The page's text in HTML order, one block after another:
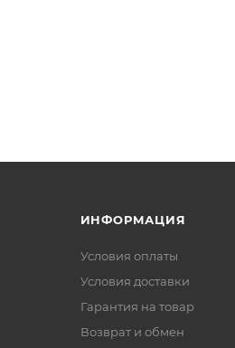
ИНФОРМАЦИЯ
Условия оплаты
Условия доставки
Гарантия на товар
Возврат и обмен